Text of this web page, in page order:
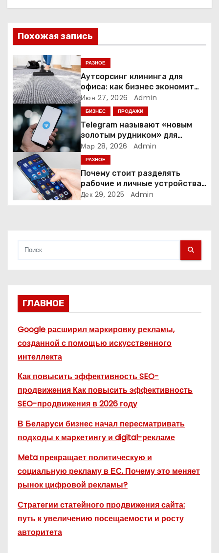
ц
и
я
п
о
з
а
п
и
Похожая запись
РАЗНОЕ
Аутсорсинг клининга для
офиса: как бизнес экономит
время и деньги на уборке
Июн 27, 2026 Admin
БИЗНЕС ПРОДАЖИ
Telegram называют «новым
золотым рудником» для
креаторов: как блогеры
создают онлайн-бизнес
Мар 28, 2026 Admin
РАЗНОЕ
Почему стоит разделять
рабочие и личные устройства
— и чем опасно всё смешивать
Дек 29, 2025 Admin
ГЛАВНОЕ
Google расширил маркировку рекламы,
созданной с помощью искусственного
интеллекта
Как повысить эффективность SEO-
продвижения Как повысить эффективность
SEO-продвижения в 2026 году
В Беларуси бизнес начал пересматривать
подходы к маркетингу и digital-рекламе
Meta прекращает политическую и
социальную рекламу в ЕС. Почему это меняет
рынок цифровой рекламы?
Стратегии статейного продвижения сайта:
путь к увеличению посещаемости и росту
авторитета